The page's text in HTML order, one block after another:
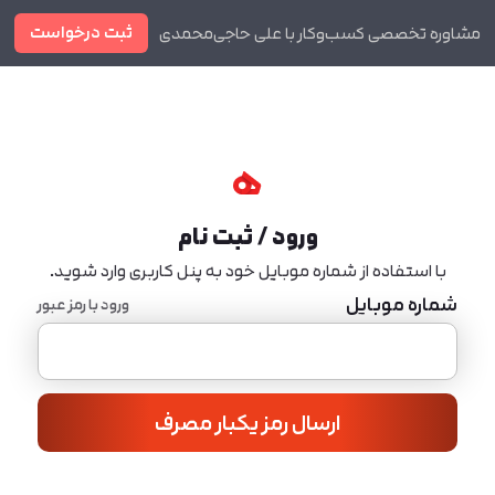
مشاوره تخصصی کسب‌وکار با علی حاجی‌محمدی ثبت درخواست
ورود / ثبت نام
با استفاده از شماره موبایل خود به پنل کاربری وارد شوید.
شماره موبایل ورود با رمز عبور
ارسال رمز یکبار مصرف